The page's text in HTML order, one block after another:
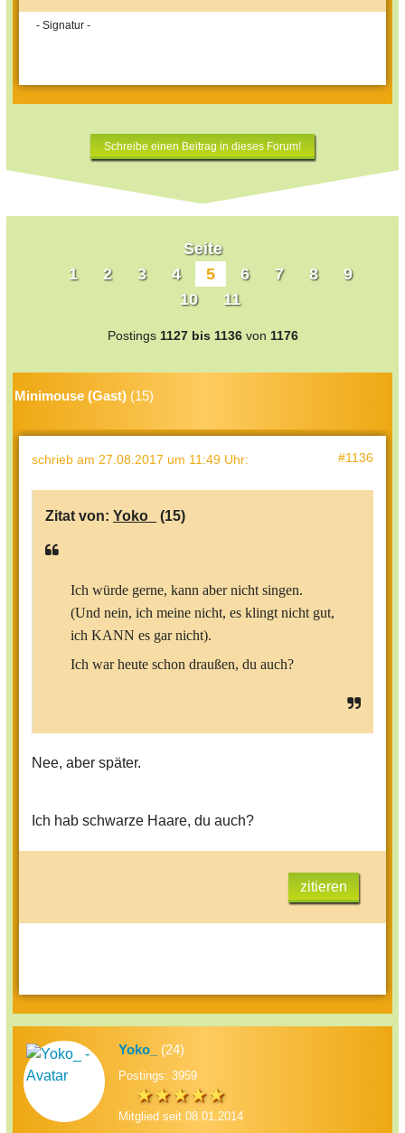
- Signatur -
Schreibe einen Beitrag in dieses Forum!
Seite
1
2 3 4 5 6 7 8
9
10
11
Postings 1127 bis 1136von 1176
Minimouse (Gast) (15)
schrieb am 27.08.2017 um 11:49 Uhr: #1136
Zitat von: Yoko_ (15)
Ich würde gerne, kann aber nicht singen.
(Und nein, ich meine nicht, es klingt nicht gut,
ich KANN es gar nicht).
Ich war heute schon draußen, du auch?
Nee, aber später.
Ich hab schwarze Haare, du auch?
zitieren
Yoko_ (24)
Postings: 3959
Mitglied seit 08.01.2014